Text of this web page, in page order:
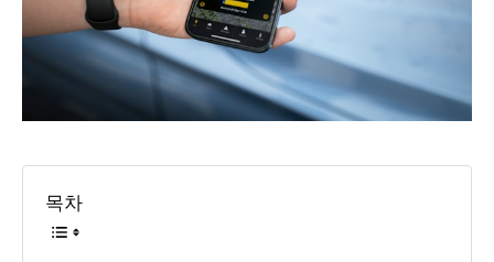
목차